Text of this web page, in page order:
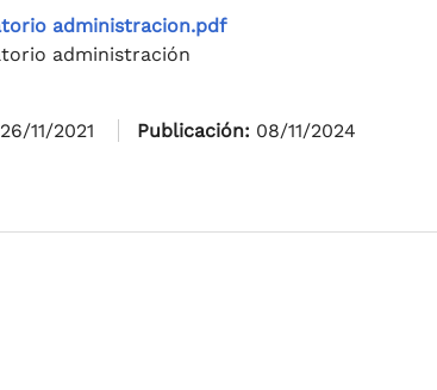
administracion.pdf
administración
26/11/2021 Publicación: 08/11/2024